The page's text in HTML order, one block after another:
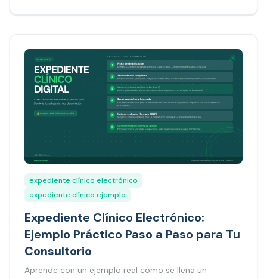
expediente clínico electrónico
expediente clínico ejemplo
Expediente Clínico Electrónico:
Ejemplo Práctico Paso a Paso para Tu
Consultorio
Aprende con un ejemplo real cómo se llena un